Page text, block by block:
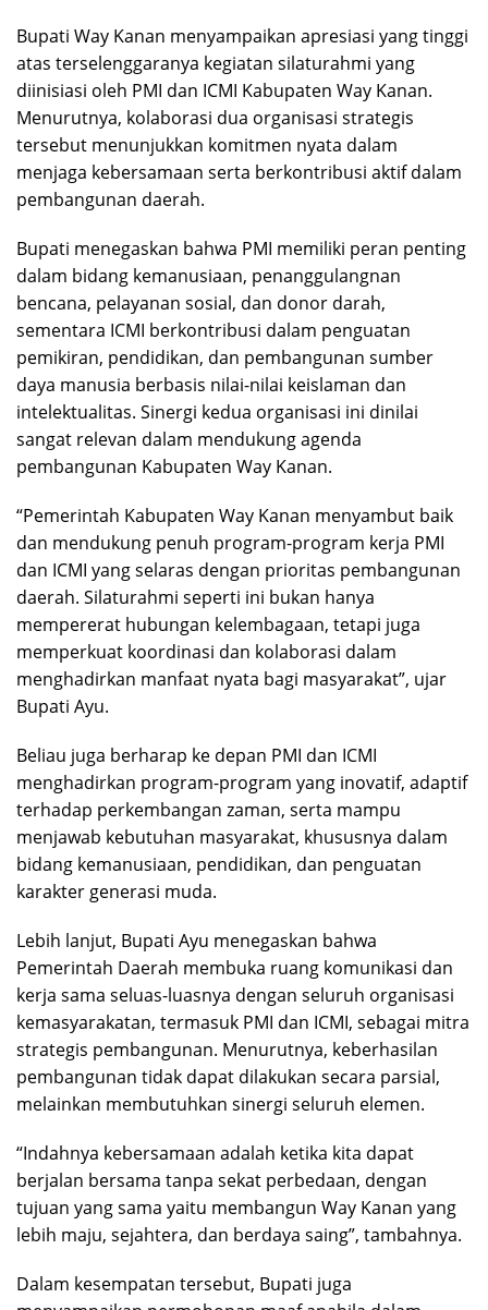
Bupati Way Kanan menyampaikan apresiasi yang tinggi
atas terselenggaranya kegiatan silaturahmi yang
diinisiasi oleh PMI dan ICMI Kabupaten Way Kanan.
Menurutnya, kolaborasi dua organisasi strategis
tersebut menunjukkan komitmen nyata dalam
menjaga kebersamaan serta berkontribusi aktif dalam
pembangunan daerah.
Bupati menegaskan bahwa PMI memiliki peran penting
dalam bidang kemanusiaan, penanggulangnan
bencana, pelayanan sosial, dan donor darah,
sementara ICMI berkontribusi dalam penguatan
pemikiran, pendidikan, dan pembangunan sumber
daya manusia berbasis nilai-nilai keislaman dan
intelektualitas. Sinergi kedua organisasi ini dinilai
sangat relevan dalam mendukung agenda
pembangunan Kabupaten Way Kanan.
“Pemerintah Kabupaten Way Kanan menyambut baik
dan mendukung penuh program-program kerja PMI
dan ICMI yang selaras dengan prioritas pembangunan
daerah. Silaturahmi seperti ini bukan hanya
mempererat hubungan kelembagaan, tetapi juga
memperkuat koordinasi dan kolaborasi dalam
menghadirkan manfaat nyata bagi masyarakat”, ujar
Bupati Ayu.
Beliau juga berharap ke depan PMI dan ICMI
menghadirkan program-program yang inovatif, adaptif
terhadap perkembangan zaman, serta mampu
menjawab kebutuhan masyarakat, khususnya dalam
bidang kemanusiaan, pendidikan, dan penguatan
karakter generasi muda.
Lebih lanjut, Bupati Ayu menegaskan bahwa
Pemerintah Daerah membuka ruang komunikasi dan
kerja sama seluas-luasnya dengan seluruh organisasi
kemasyarakatan, termasuk PMI dan ICMI, sebagai mitra
strategis pembangunan. Menurutnya, keberhasilan
pembangunan tidak dapat dilakukan secara parsial,
melainkan membutuhkan sinergi seluruh elemen.
“Indahnya kebersamaan adalah ketika kita dapat
berjalan bersama tanpa sekat perbedaan, dengan
tujuan yang sama yaitu membangun Way Kanan yang
lebih maju, sejahtera, dan berdaya saing”, tambahnya.
Dalam kesempatan tersebut, Bupati juga